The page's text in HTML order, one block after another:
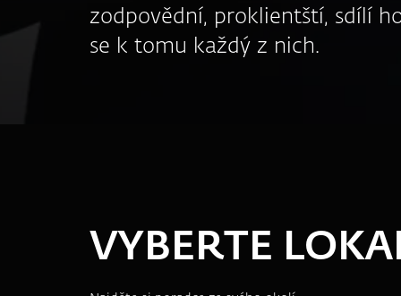
zodpovědní, proklientští, sdílí
se k tomu každý z nich.
VYBERTE